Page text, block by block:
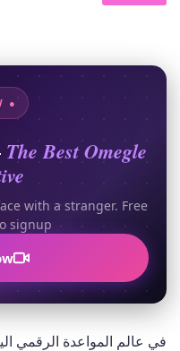
● LIVE NOW
The Best Omegle
with a stranger. Free
signup.
في عالم المواعدة الرقمي